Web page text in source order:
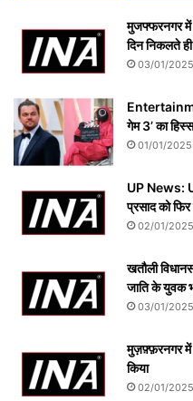
मुजफ्फरनगर में
दिन निकलते
03/01/2025
गेम 3’ का
01/01/2025
UP News:
प्रसाद को
02/01/2025
खतौली
जाति के युवक
03/01/2025
मुज़फ़्फ़रनगर में
किया
02/01/2025